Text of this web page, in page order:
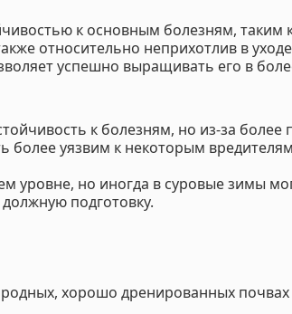
к основным болезням, таким
относительно неприхотлив в
успешно выращивать его в
к болезням, но из-за более
более уязвим к некоторым
уровне, но иногда в суровые зимы
подготовку.
хорошо дренированных почвах